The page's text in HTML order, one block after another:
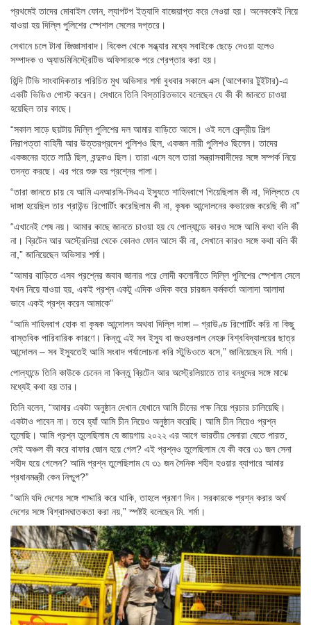
প্রথমেই তাদের মোবাইল ফোন, ল্যাপটপ ইত্যাদি বাজেয়াপ্ত করে নেওয়া হয়। অনেককেই নিয়ে
যাওয়া হয় দিল্লি পুলিশের স্পেশাল সেলের দপ্তরে।
সেখানে চলে টানা জিজ্ঞাসাবাদ। বিকেল থেকে সন্ধ্যার মধ্যে সবাইকে ছেড়ে দেওয়া হলেও
সম্পাদক ও অ্যাডমিনিস্ট্রেটিভ অফিসারকে পরে গ্রেপ্তার করা হয়।
হিন্দি টিভি সাংবাদিকতার পরিচিত মুখ অভিসার শর্মা বুধবার সকালে এক্স (আগেকার টুইটার)-এ
একটি ভিডিও পোস্ট করেন। সেখানে তিনি বিস্তারিতভাবে বলেছেন যে কী কী জানতে চাওয়া
হয়েছিল তার কাছে।
“সকাল সাড়ে ছয়টায় দিল্লি পুলিশের দল আমার বাড়িতে আসে। ওই দলে কেন্দ্রীয় শিল্প
নিরাপত্তা বাহিনী আর উত্তরপ্রদেশ পুলিশও ছিল, একজন নারী পুলিশও ছিলেন। তাদের
একজনের হাতে লাঠি ছিল, বন্দুকও ছিল। তারা এসে বলে তারা সন্ত্রাসবাদীদের সঙ্গে সম্পর্ক নিয়ে
তদন্ত করছে। এর পরে শুরু হয় প্রশ্নের পালা।
“তারা জানতে চায় যে আমি এনআরসি-সিএএ ইস্যুতে শাহিনবাগে গিয়েছিলাম কী না, দিল্লিতে যে
দাঙ্গা হয়েছিল তার গ্রাউন্ড রিপোর্টিং করেছিলাম কী না, কৃষক আন্দোলনের কভারেজ করেছি কী না”
“এখানেই শেষ নয়। আমার কাছে জানতে চাওয়া হয় যে পোল্যান্ডে কারও সঙ্গে আমি কথা বলি কী
না। ব্রিটেন আর অস্ট্রেলিয়া থেকে কোনও ফোন আসে কী না, সেখানে কারও সঙ্গে কথা বলি কী
না,” জানিয়েছেন অভিসার শর্মা।
“আমার বাড়িতে এসব প্রশ্নের জবাব জানার পরে লোদী কলোনীতে দিল্লি পুলিশের স্পেশাল সেলে
যখন নিয়ে যাওয়া হয়, একই প্রশ্ন একটু এদিক ওদিক করে চারজন কর্মকর্তা আলাদা আলাদা
ভাবে একই প্রশ্ন করেন আমাকে”
“আমি শাহিনবাগ হোক বা কৃষক আন্দোলন অথবা দিল্লি দাঙ্গা – গ্রাউণ্ড রিপোর্টিং করি না কিছু
বাস্তবিক পারিবারিক কারণে। কিন্তু এই সব ইস্যু বা জওহরলাল নেহরু বিশ্ববিদ্যালয়ের ছাত্র
আন্দোলন – সব ইস্যুতেই আমি সংবাদ পর্যালোচনা করি স্টুডিওতে বসে,” জানিয়েছেন মি. শর্মা।
পোল্যান্ডে তিনি কাউকে চেনেন না কিন্তু ব্রিটেন আর অস্ট্রেলিয়াতে তার বন্ধুদের সঙ্গে মাঝে
মধ্যেই কথা হয় তার।
তিনি বলেন, “আমার একটা অনুষ্ঠান দেখান যেখানে আমি চীনের পক্ষ নিয়ে প্রচার চালিয়েছি।
একটাও পাবেন না। তবে হ্যাঁ আমি চীন নিয়েও অনুষ্ঠান করেছি। আমি চীন নিয়েও প্রশ্ন
তুলেছি। আমি প্রশ্ন তুলেছিলাম যে জায়গায় ২০২২ এর আগে ভারতীয় সেনারা যেতে পারত,
সেই অঞ্চল কী করে বাফার জোন হয়ে গেল? এই প্রশ্নও তুলেছিলাম যে কী করে ৩১ জন সেনা
শহীদ হয়ে গেলেন? আমি প্রশ্ন তুলেছিলাম যে ৩১ জন সৈনিক শহীদ হওয়ার ব্যাপারে আমার
প্রধানমন্ত্রী কেন নিশ্চুপ?”
“আমি যদি দেশের সঙ্গে গাদ্দারি করে থাকি, তাহলে প্রমাণ দিন। সরকারকে প্রশ্ন করার অর্থ
দেশের সঙ্গে বিশ্বাসঘাতকতা করা নয়,” স্পষ্টই বলেছেন মি. শর্মা।